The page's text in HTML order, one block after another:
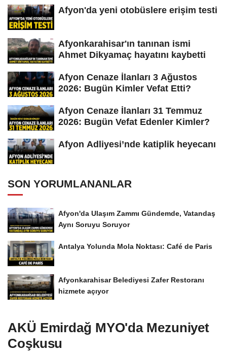
Afyon'da yeni otobüslere erişim testi
Afyonkarahisar'ın tanınan ismi
Ahmet Dikyamaç hayatını kaybetti
Afyon Cenaze İlanları 3 Ağustos
2026: Bugün Kimler Vefat Etti?
Afyon Cenaze İlanları 31 Temmuz
2026: Bugün Vefat Edenler Kimler?
Afyon Adliyesi’nde katiplik heyecanı
SON YORUMLANANLAR
Afyon'da Ulaşım Zammı Gündemde, Vatandaş
Aynı Soruyu Soruyor
Antalya Yolunda Mola Noktası: Café de Paris
Afyonkarahisar Belediyesi Zafer Restoranı
hizmete açıyor
AKÜ Emirdağ MYO'da Mezuniyet
Coşkusu